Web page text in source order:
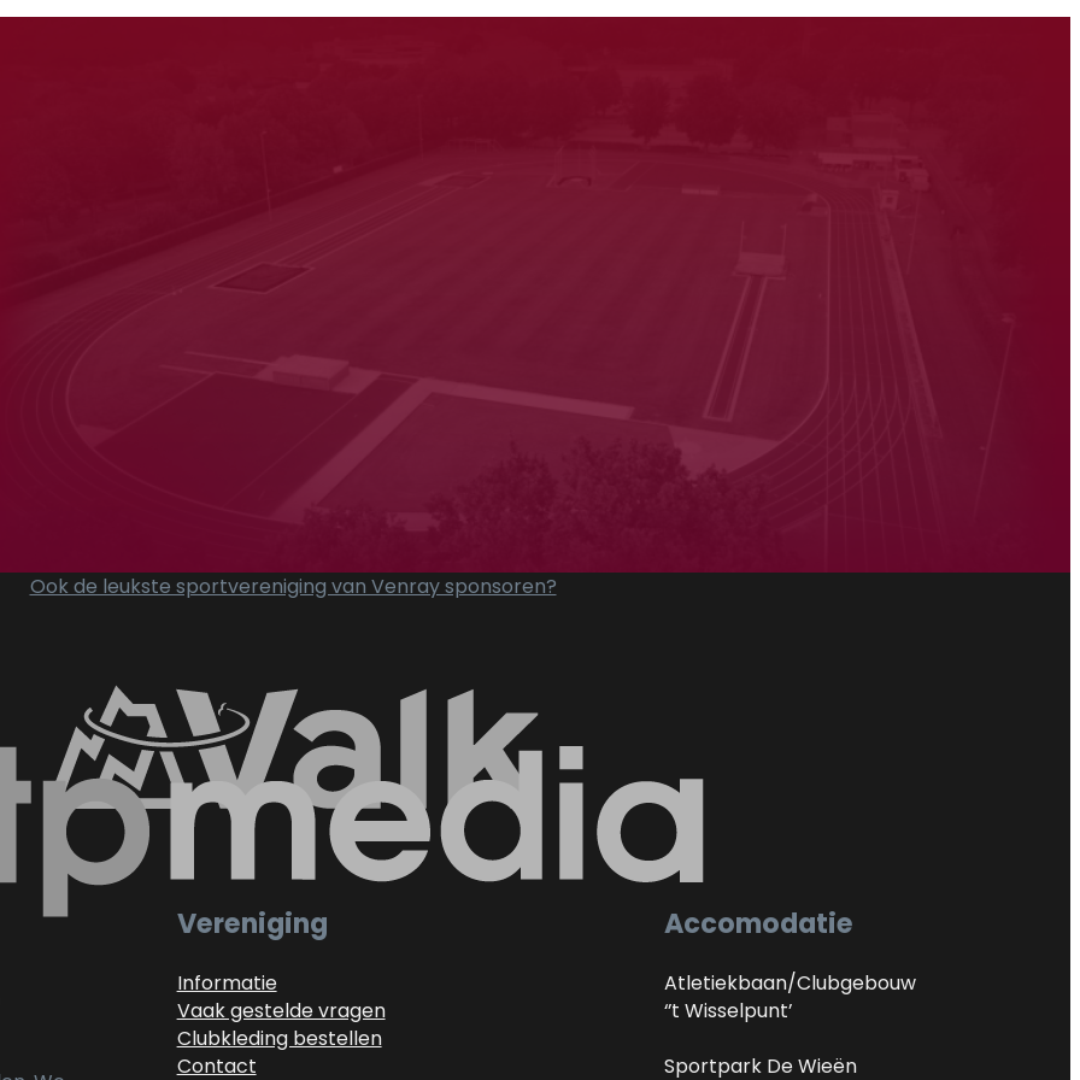
Ook de leukste sportvereniging van Venray sponsoren?
Vereniging
Informatie
Vaak gestelde vragen
Clubkleding bestellen
Contact
Accomodatie
Atletiekbaan/Clubgebouw
‘’t Wisselpunt’
Sportpark De Wieën